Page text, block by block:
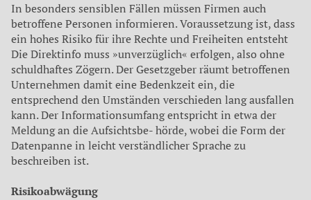
In besonders sensiblen Fäl­len müssen Firmen auch
betrof­fene Personen informieren. Vo­raussetzung ist, dass
ein hohes Risiko für ihre Rechte und Frei­heiten entsteht
Die Direktinfo muss »unverzüglich« erfolgen, also ohne
schuldhaftes Zögern. Der Gesetzgeber räumt betroffe­nen
Unternehmen damit eine Be­denkzeit ein, die
entsprechend den Umständen verschieden lang ausfallen
kann. Der Informa­tionsumfang entspricht in etwa der
Meldung an die Aufsichtsbe- hörde, wobei die Form der
Da­tenpanne in leicht verständli­cher Sprache zu
beschreiben ist.
Risikoabwägung